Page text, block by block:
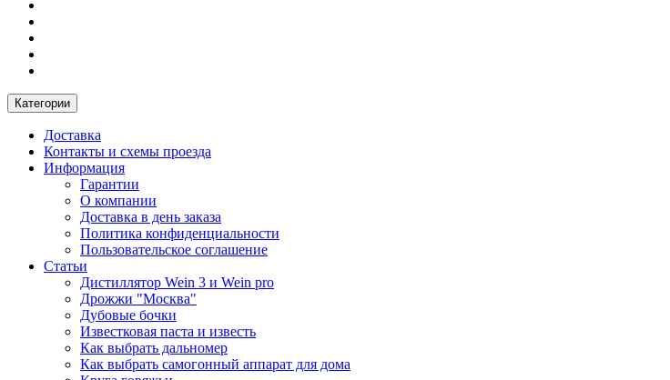
Категории
Доставка
Контакты и схемы проезда
Информация
Гарантии
О компании
Доставка в день заказа
Политика конфиденциальности
Пользовательское соглашение
Статьи
Дистиллятор Wein 3 и Wein pro
Дрожжи "Москва"
Дубовые бочки
Известковая паста и известь
Как выбрать дальномер
Как выбрать самогонный аппарат для дома